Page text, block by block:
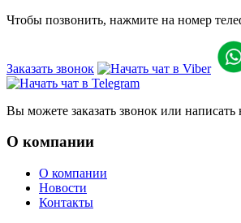
Чтобы позвонить, нажмите на номер
Заказать звонок
Вы можете заказать звонок или написать
О компании
О компании
Новости
Контакты